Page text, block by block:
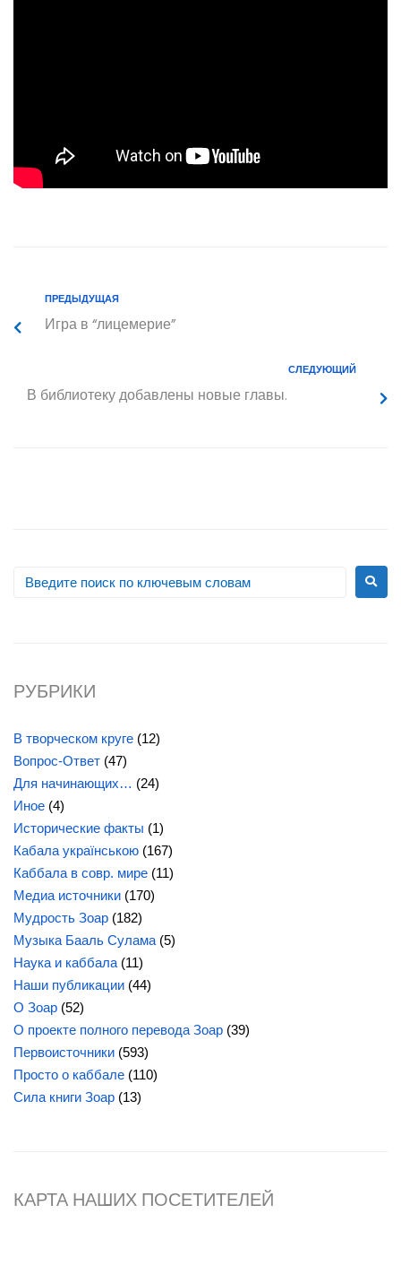
ПРЕДЫДУЩАЯ
Игра в “лицемерие”
СЛЕДУЮЩИЙ
В библиотеку добавлены новые главы.
РУБРИКИ
В творческом круге (12)
Вопрос-Ответ (47)
Для начинающих… (24)
Иное (4)
Исторические факты (1)
Кабала українською (167)
Каббала в совр. мире (11)
Медиа источники (170)
Мудрость Зоар (182)
Музыка Бааль Сулама (5)
Наука и каббала (11)
Наши публикации (44)
О Зоар (52)
О проекте полного перевода Зоар (39)
Первоисточники (593)
Просто о каббале (110)
Сила книги Зоар (13)
КАРТА НАШИХ ПОСЕТИТЕЛЕЙ